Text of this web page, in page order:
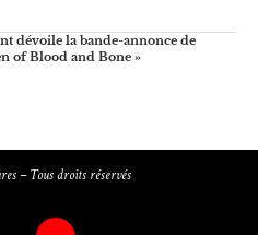
dévoile la bande-annonce de
of Blood and Bone »
– Tous droits réservés